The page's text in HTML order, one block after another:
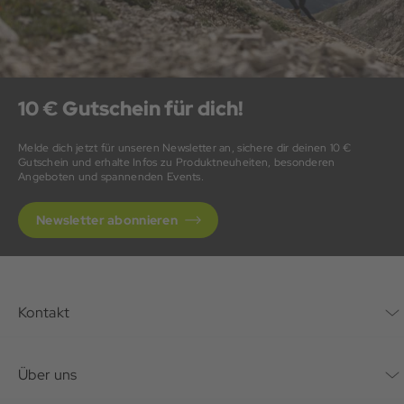
10 € Gutschein für dich!
Melde dich jetzt für unseren Newsletter an, sichere dir deinen 10 €
Gutschein und erhalte Infos zu Produktneuheiten, besonderen
Angeboten und spannenden Events.
Newsletter abonnieren
Kontakt
Über uns